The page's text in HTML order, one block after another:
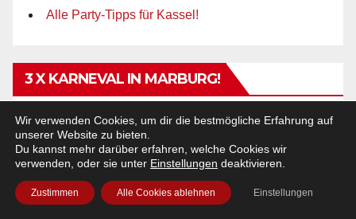
Alle Party-Tipps für Kassel!
3 X KARNEVAL IN MARBURG!
Alle Karneval-Tipps für Marburg!
WW-FAN-ABO!
Wir verwenden Cookies, um dir die bestmögliche Erfahrung auf
unserer Website zu bieten.
Du kannst mehr darüber erfahren, welche Cookies wir
verwenden, oder sie unter Einstellungen deaktivieren.
Zustimmen Alle Cookies ablehnen Einstellungen